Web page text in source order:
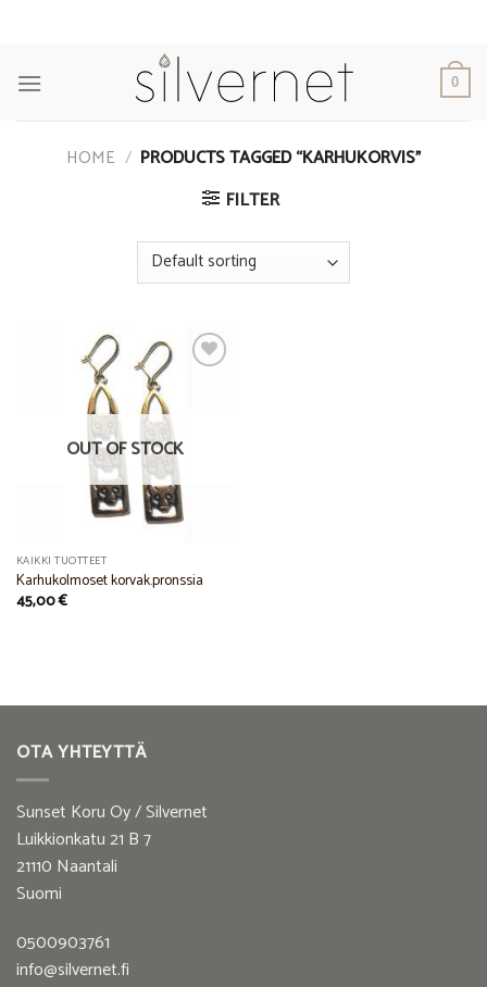
0
HOME / PRODUCTS TAGGED “KARHUKORVIS”
FILTER
OUT OF STOCK
KAIKKI TUOTTEET
Karhukolmoset korvak.pronssia
45,00€
OTA YHTEYTTÄ
Sunset Koru Oy / Silvernet
Luikkionkatu 21 B 7
21110 Naantali
Suomi
0500903761
info@silvernet.fi